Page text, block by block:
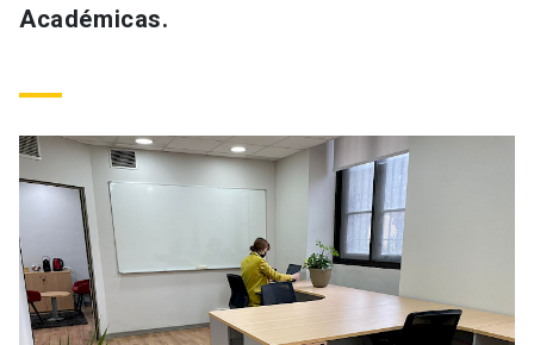
Vecinos launch
Mi Portal UC
Medios Biblioteca launch
Donaciones
Académicas.